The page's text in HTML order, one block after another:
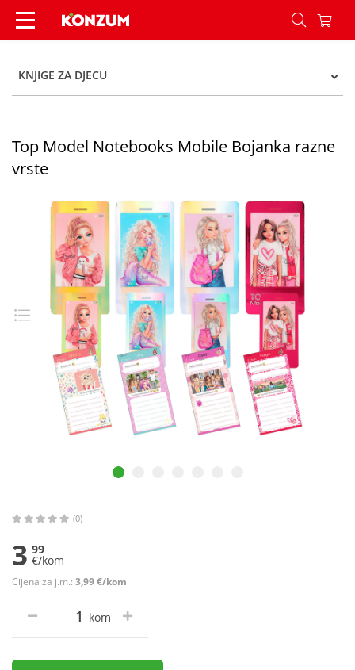
Top Model Notebooks Mobile Bojanka razne
KNJIGE ZA DJECU
Top Model Notebooks Mobile Bojanka razne
vrste
(0)
3 99
€/kom
Cijena za j.m.: 3,99 €/kom
kom